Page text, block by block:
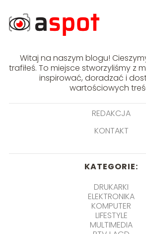
Witaj na naszym blogu!
trafiłeś. To miejsce stworzyliśmy z
inspirować, doradzać i
wartościowych
REDAKCJA
KONTAKT
KATEGORIE:
DRUKARKI
ELEKTRONIKA
KOMPUTER
LIFESTYLE
MULTIMEDIA